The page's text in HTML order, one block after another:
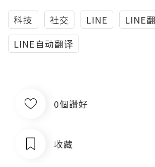
科技 社交 LINE
LINE
LINE自动翻译
0個讚好
收藏